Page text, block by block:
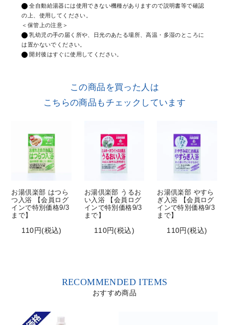
全自動給湯器には使用できない機種がありますので説明書等で確認
の上、使用してください。
＜保管上の注意＞
乳幼児の手の届く所や、日光のあたる場所、高温・多湿のところに
は置かないでください。
開封後はすぐに使用してください。
この商品を買った人は
こちらの商品もチェックしています
お湯倶楽部 はつら
つ入浴 【会員ログ
インで特別価格9/3
まで】
110円(税込)
お湯倶楽部 うるお
い入浴 【会員ログ
インで特別価格9/3
まで】
110円(税込)
お湯倶楽部 やすら
ぎ入浴 【会員ログ
インで特別価格9/3
まで】
110円(税込)
RECOMMENDED ITEMS
おすすめ商品